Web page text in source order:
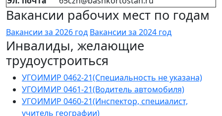
Вакансии рабочих мест по годам
Вакансии за 2026 год Вакансии за 2024 год
Инвалиды, желающие
трудоустроиться
УГОИМИР 0462-21(Специальность не указана)
УГОИМИР 0461-21(Водитель автомобиля)
УГОИМИР 0460-21(Инспектор, специалист,
учитель географии)